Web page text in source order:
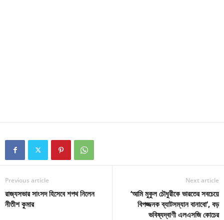
Previous article
রাজ্যসভার সাংসদ হিসেবে শপথ নিলেন
নীতীশ কুমার
Next article
‘আমি মুকুল চৌধুরীকে ভারতের সবচেয়ে
বিপজ্জনক ব্যাটসম্যান বানাবো’, বড়
ভবিষ্যদ্বাণী এলএসজি কোচের